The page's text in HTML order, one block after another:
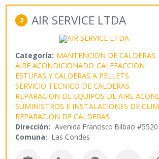
3 AIR SERVICE LTDA
Categoría: MANTENCION DE CALDERAS
AIRE ACONDICIONADO CALEFACCION
ESTUFAS Y CALDERAS A PELLETS
SERVICIO TECNICO DE CALDERAS
REPARACION DE EQUIPOS DE AIRE
SUMINISTROS E INSTALACIONES DE
REPARACION DE CALDERAS
Dirección: Avenida Francisco Bilbao #5520
Comuna: Las Condes